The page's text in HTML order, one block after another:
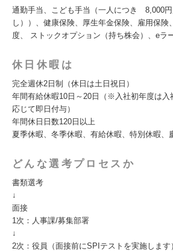
通勤手当、こども手当（一人につき 8,000
し））、健康保険、厚生年金保険、雇用保険
度、 ストックオプション（持ち株会）、eラ
休日休暇は
完全週休2日制（休日は土日祝日）
年間有給休暇10日～20日（※入社初年度は入
応じて即日付与）
年間休日日数120日以上
夏季休暇、冬季休暇、有給休暇、特別休暇、
どんな選考プロセスか
書類選考
↓
面接
1次：人事課/募集部署
↓
2次：役員（面接前にSPIテストを実施します